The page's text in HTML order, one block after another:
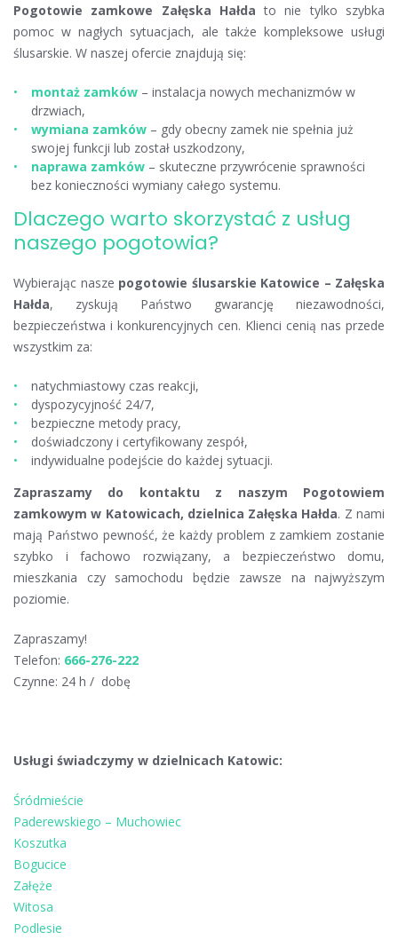
Pogotowie zamkowe Załęska Hałda to nie tylko szybka
pomoc w nagłych sytuacjach, ale także kompleksowe usługi
ślusarskie. W naszej ofercie znajdują się:
montaż zamków – instalacja nowych mechanizmów w
drzwiach,
wymiana zamków – gdy obecny zamek nie spełnia już
swojej funkcji lub został uszkodzony,
naprawa zamków – skuteczne przywrócenie sprawności
bez konieczności wymiany całego systemu.
Dlaczego warto skorzystać z usług
naszego pogotowia?
Wybierając nasze pogotowie ślusarskie Katowice – Załęska
Hałda, zyskują Państwo gwarancję niezawodności,
bezpieczeństwa i konkurencyjnych cen. Klienci cenią nas przede
wszystkim za:
natychmiastowy czas reakcji,
dyspozycyjność 24/7,
bezpieczne metody pracy,
doświadczony i certyfikowany zespół,
indywidualne podejście do każdej sytuacji.
Zapraszamy do kontaktu z naszym Pogotowiem
zamkowym w Katowicach, dzielnica Załęska Hałda. Z nami
mają Państwo pewność, że każdy problem z zamkiem zostanie
szybko i fachowo rozwiązany, a bezpieczeństwo domu,
mieszkania czy samochodu będzie zawsze na najwyższym
poziomie.
Zapraszamy!
Telefon: 666-276-222
Czynne: 24 h / dobę
Usługi świadczymy w dzielnicach Katowic:
Śródmieście
Paderewskiego – Muchowiec
Koszutka
Bogucice
Załęże
Witosa
Podlesie